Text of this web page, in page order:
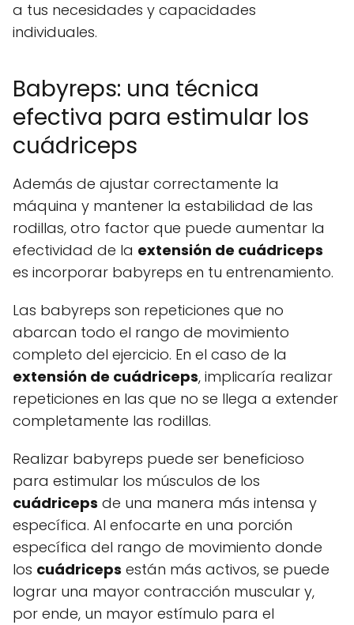
a tus necesidades y capacidades
individuales.
Babyreps: una técnica
efectiva para estimular los
cuádriceps
Además de ajustar correctamente la
máquina y mantener la estabilidad de las
rodillas, otro factor que puede aumentar la
efectividad de la extensión de cuádriceps
es incorporar babyreps en tu entrenamiento.
Las babyreps son repeticiones que no
abarcan todo el rango de movimiento
completo del ejercicio. En el caso de la
extensión de cuádriceps, implicaría realizar
repeticiones en las que no se llega a extender
completamente las rodillas.
Realizar babyreps puede ser beneficioso
para estimular los músculos de los
cuádriceps de una manera más intensa y
específica. Al enfocarte en una porción
específica del rango de movimiento donde
los cuádriceps están más activos, se puede
lograr una mayor contracción muscular y,
por ende, un mayor estímulo para el